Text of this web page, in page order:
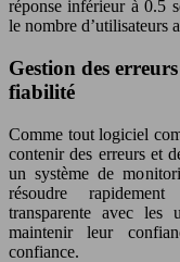
réponse inférieur à 0.5
le nombre d’utilisateurs
Gestion des
fiabilité
Comme tout logiciel
contenir des erreurs et
un système de
résoudre
transparente avec les
maintenir leur
confiance.